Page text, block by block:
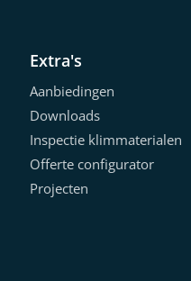
Extra's
Aanbiedingen
Downloads
Inspectie klimmaterialen
Offerte configurator
Projecten